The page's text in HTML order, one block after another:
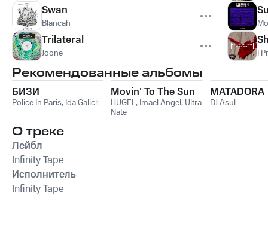
Swan
Blancah
Trilateral
Joone I
Рекомендованные альбомы
БИЗИ
Police In Paris, Ida Galich
Movin' To The Sun
HUGEL, Imael Angel, Ultra
Nate
MATADORA
DJ Asul
О треке
Лейбл
Infinity Tape
Исполнитель
Infinity Tape